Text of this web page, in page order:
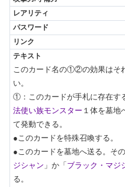
このカード名の①②の効果はそ
い。
①：このカードが手札に存在す
法使い族モンスター １体を墓地
て発動できる。
●このカードを特殊召喚する。
●このカードを墓地へ送る。そ
ジシャン 」か「 ブラック・マジ
る。